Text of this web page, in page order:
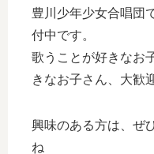
豊川少年少女合唱団
付中です。
歌うことが好きなお
きなお子さん、大歓
興味のある方は、ぜ
ね